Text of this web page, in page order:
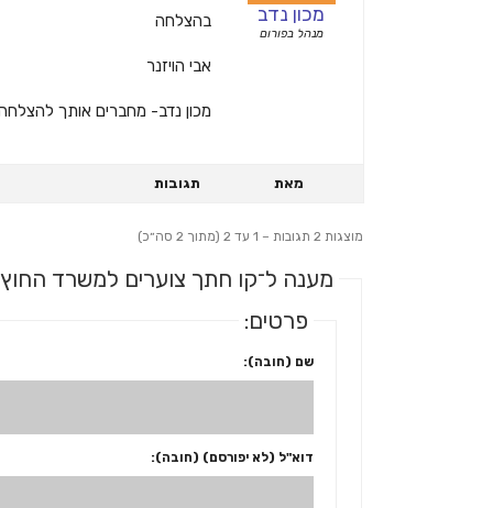
מכון נדב
מנהל בפורום
בהצלחה
אבי הויזנר
מכון נדב- מחברים אותך
מאת תגובות
מוצגות 2 תגובות – 1 עד 2 (מתוך 2 סה״כ)
מענה ל־קו חתך צוערים למשרד החוץ
פרטים:
שם (חובה):
דוא"ל (לא יפורסם) (חובה):